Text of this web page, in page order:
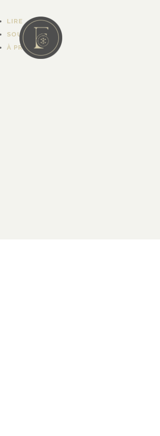
LIRE
SOUTENIR
À PROPOS